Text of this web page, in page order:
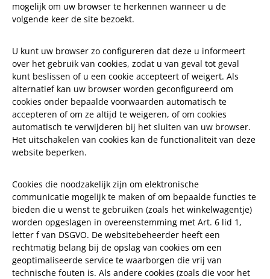
mogelijk om uw browser te herkennen wanneer u de
volgende keer de site bezoekt.
U kunt uw browser zo configureren dat deze u informeert
over het gebruik van cookies, zodat u van geval tot geval
kunt beslissen of u een cookie accepteert of weigert. Als
alternatief kan uw browser worden geconfigureerd om
cookies onder bepaalde voorwaarden automatisch te
accepteren of om ze altijd te weigeren, of om cookies
automatisch te verwijderen bij het sluiten van uw browser.
Het uitschakelen van cookies kan de functionaliteit van deze
website beperken.
Cookies die noodzakelijk zijn om elektronische
communicatie mogelijk te maken of om bepaalde functies te
bieden die u wenst te gebruiken (zoals het winkelwagentje)
worden opgeslagen in overeenstemming met Art. 6 lid 1,
letter f van DSGVO. De websitebeheerder heeft een
rechtmatig belang bij de opslag van cookies om een
geoptimaliseerde service te waarborgen die vrij van
technische fouten is. Als andere cookies (zoals die voor het